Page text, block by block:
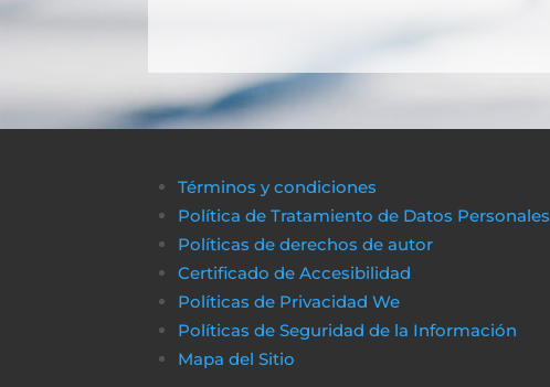
Términos y condiciones
Política de Tratamiento de Datos Personales
Políticas de derechos de autor
Certificado de Accesibilidad
Políticas de Privacidad We
Políticas de Seguridad de la Información
Mapa del Sitio